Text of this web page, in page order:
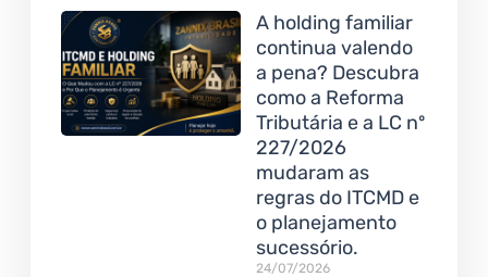
A holding familiar
continua valendo
a pena? Descubra
como a Reforma
Tributária e a LC nº
227/2026
mudaram as
regras do ITCMD e
o planejamento
sucessório.
24/07/2026